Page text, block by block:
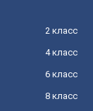
2 класс
4 класс
6 класс
8 класс